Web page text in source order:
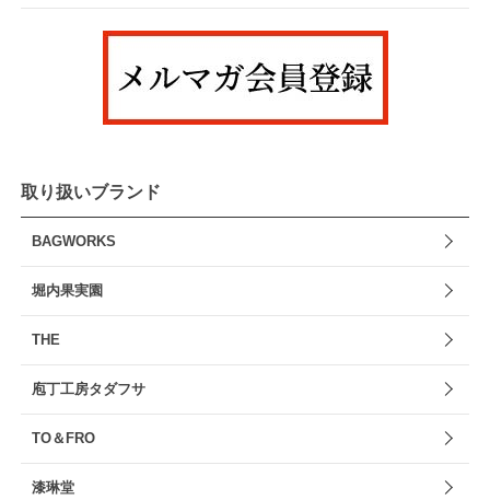
取り扱いブランド
BAGWORKS
堀内果実園
THE
庖丁工房タダフサ
TO＆FRO
漆琳堂